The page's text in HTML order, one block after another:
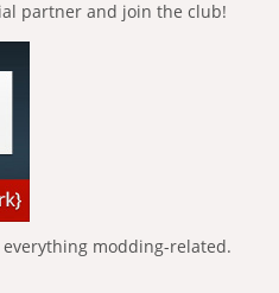
partner and join the club!
modding-related.